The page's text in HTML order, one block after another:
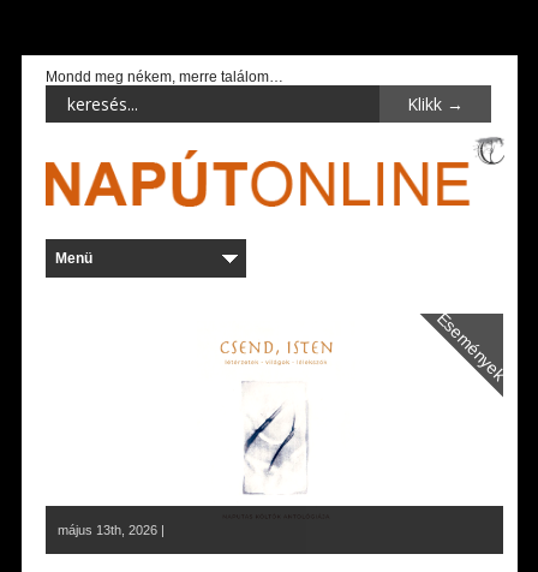
Mondd meg nékem, merre találom…
Események
május 13th, 2026 |